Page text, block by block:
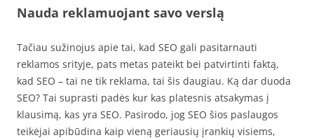
Nauda reklamuojant savo verslą
Tačiau sužinojus apie tai, kad SEO gali pasitarnauti
reklamos srityje, pats metas pateikt bei patvirtinti faktą,
kad SEO – tai ne tik reklama, tai šis daugiau. Ką dar duoda
SEO? Tai suprasti padės kur kas platesnis atsakymas į
klausimą, kas yra SEO. Pasirodo, jog SEO šios paslaugos
teikėjai apibūdina kaip vieną geriausių įrankių visiems,